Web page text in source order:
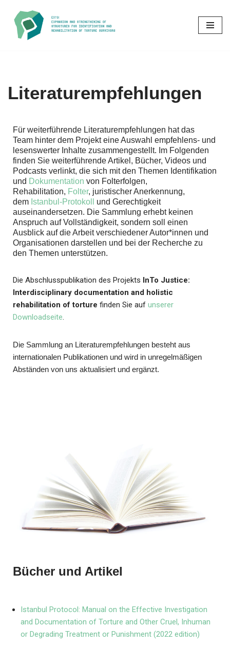
Zum
Inhalt
Literaturempfehlungen
Für weiterführende Literaturempfehlungen hat das
Team hinter dem Projekt eine Auswahl empfehlens- und
lesenswerter Inhalte zusammengestellt. Im Folgenden
finden Sie weiterführende Artikel, Bücher, Videos und
Podcasts verlinkt, die sich mit den Themen Identifikation
und Dokumentation von Folterfolgen,
Rehabilitation, Folter, juristischer Anerkennung,
dem Istanbul-Protokoll
und Gerechtigkeit
auseinandersetzen. Die Sammlung erhebt keinen
Anspruch auf Vollständigkeit, sondern soll einen
Ausblick auf die Arbeit verschiedener Autor*innen und
Organisationen darstellen und bei der Recherche zu
den Themen unterstützen.
Die Abschlusspublikation des Projekts InTo Justice:
Interdisciplinary documentation and holistic
rehabilitation of torture finden Sie auf unserer
Downloadseite.
Die Sammlung an Literaturempfehlungen besteht aus
internationalen Publikationen und wird in unregelmäßigen
Abständen von uns aktualisiert und ergänzt.
Bücher und Artikel
Istanbul Protocol: Manual on the Effective Investigation
and Documentation of Torture and Other Cruel, Inhuman
or Degrading Treatment or Punishment (2022 edition)